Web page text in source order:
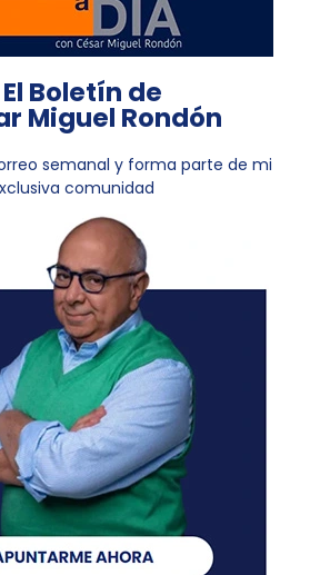
El Boletín de
Miguel Rondón
semanal y forma parte de mi
comunidad